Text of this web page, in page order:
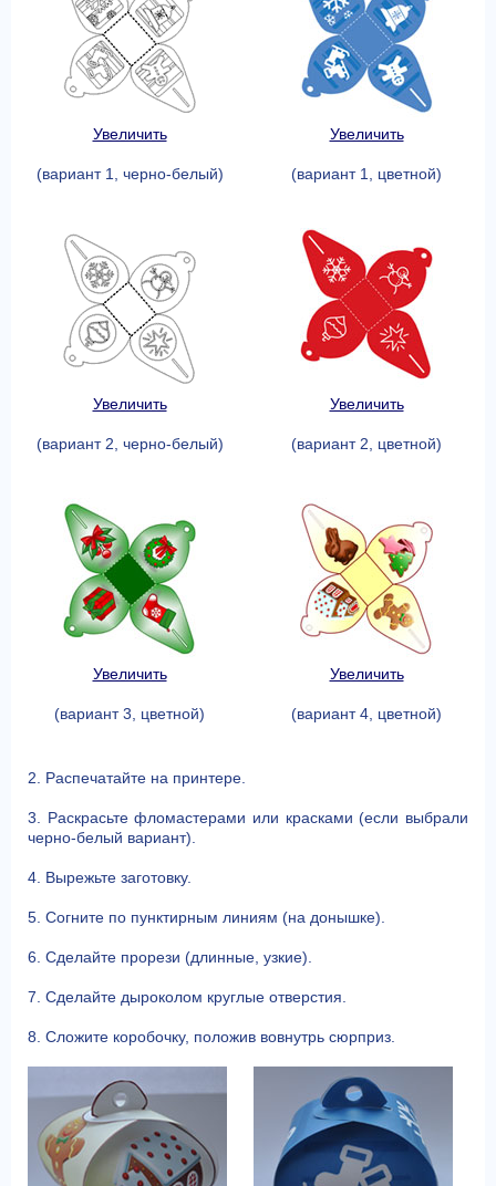
Увеличить
(вариант 1, черно-белый)
Увеличить
(вариант 1, цветной)
Увеличить
(вариант 2, черно-белый)
Увеличить
(вариант 2, цветной)
Увеличить
(вариант 3, цветной)
Увеличить
(вариант 4, цветной)
2. Распечатайте на принтере.
3. Раскрасьте фломастерами или красками (если выбрали
черно-белый вариант).
4. Вырежьте заготовку.
5. Согните по пунктирным линиям (на донышке).
6. Сделайте прорези (длинные, узкие).
7. Сделайте дыроколом круглые отверстия.
8. Сложите коробочку, положив вовнутрь сюрприз.